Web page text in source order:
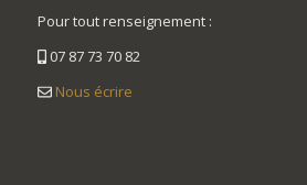
Pour tout renseignement :
07 87 73 70 82
Nous écrire